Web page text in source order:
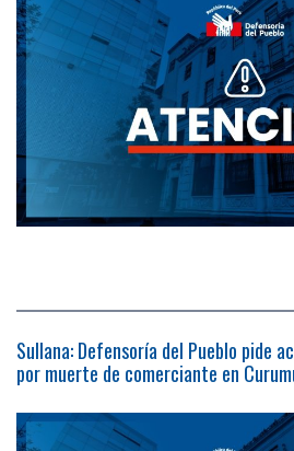
Sullana: Defensoría del Pueblo pide
por muerte de comerciante en